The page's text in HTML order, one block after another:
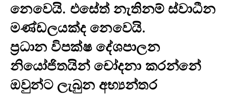
නෙවෙයි. එසේත් නැතිනම් ස්වාධීන
මණ්ඩලයක්ද නෙවෙයි.
ප්‍රධාන විපක්ෂ දේශපාලන
නියෝජිතයින් චෝදනා කරන්නේ
ඔවුන්ට ලැබුන අභ්‍යන්තර